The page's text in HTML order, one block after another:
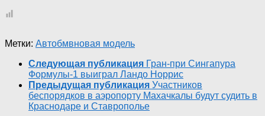
Метки: Автобмвновая модель
Следующая публикация Гран-при Сингапура
Формулы-1 выиграл Ландо Норрис
Предыдущая публикация Участников
беспорядков в аэропорту Махачкалы будут судить в
Краснодаре и Ставрополье